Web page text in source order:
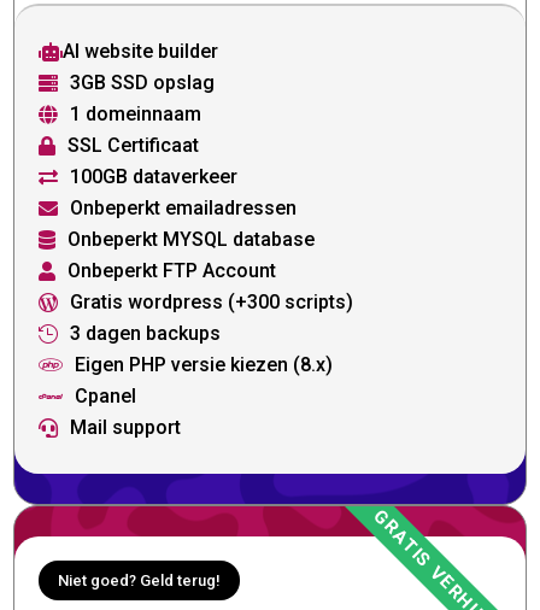
AI website builder
 3GB SSD opslag
 1 domeinnaam
 SSL Certificaat
 100GB dataverkeer
 Onbeperkt emailadressen
 Onbeperkt MYSQL database
 Onbeperkt FTP Account
 Gratis wordpress (+300 scripts)
 3 dagen backups
 Eigen PHP versie kiezen (8.x)
 Cpanel
 Mail support
Niet goed? Geld terug!